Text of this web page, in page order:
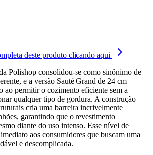
deste produto clicando aqui
Polishop consolidou-se como sinônimo de
e a versão Sauté Grand de 24 cm
ao permitir o cozimento eficiente sem a
qualquer tipo de gordura. A construção
cria uma barreira incrivelmente
garantindo que o revestimento
diante do uso intenso. Esse nível de
aos consumidores que buscam uma
e descomplicada.